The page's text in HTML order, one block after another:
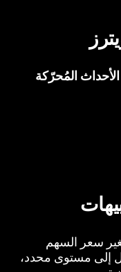
المُحرّكة
سعر السهم
إلى مستوى محدد،